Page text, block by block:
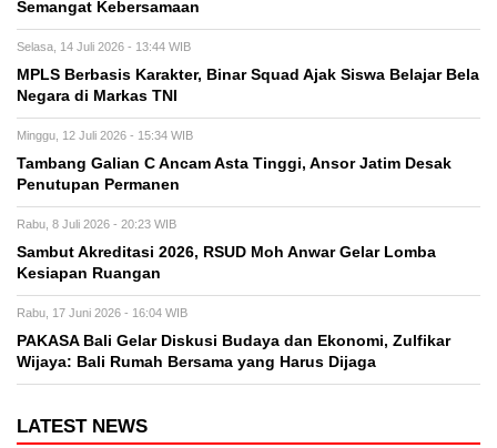
Semangat Kebersamaan
Selasa, 14 Juli 2026 - 13:44 WIB
MPLS Berbasis Karakter, Binar Squad Ajak Siswa Belajar Bela
Negara di Markas TNI
Minggu, 12 Juli 2026 - 15:34 WIB
Tambang Galian C Ancam Asta Tinggi, Ansor Jatim Desak
Penutupan Permanen
Rabu, 8 Juli 2026 - 20:23 WIB
Sambut Akreditasi 2026, RSUD Moh Anwar Gelar Lomba
Kesiapan Ruangan
Rabu, 17 Juni 2026 - 16:04 WIB
PAKASA Bali Gelar Diskusi Budaya dan Ekonomi, Zulfikar
Wijaya: Bali Rumah Bersama yang Harus Dijaga
LATEST NEWS